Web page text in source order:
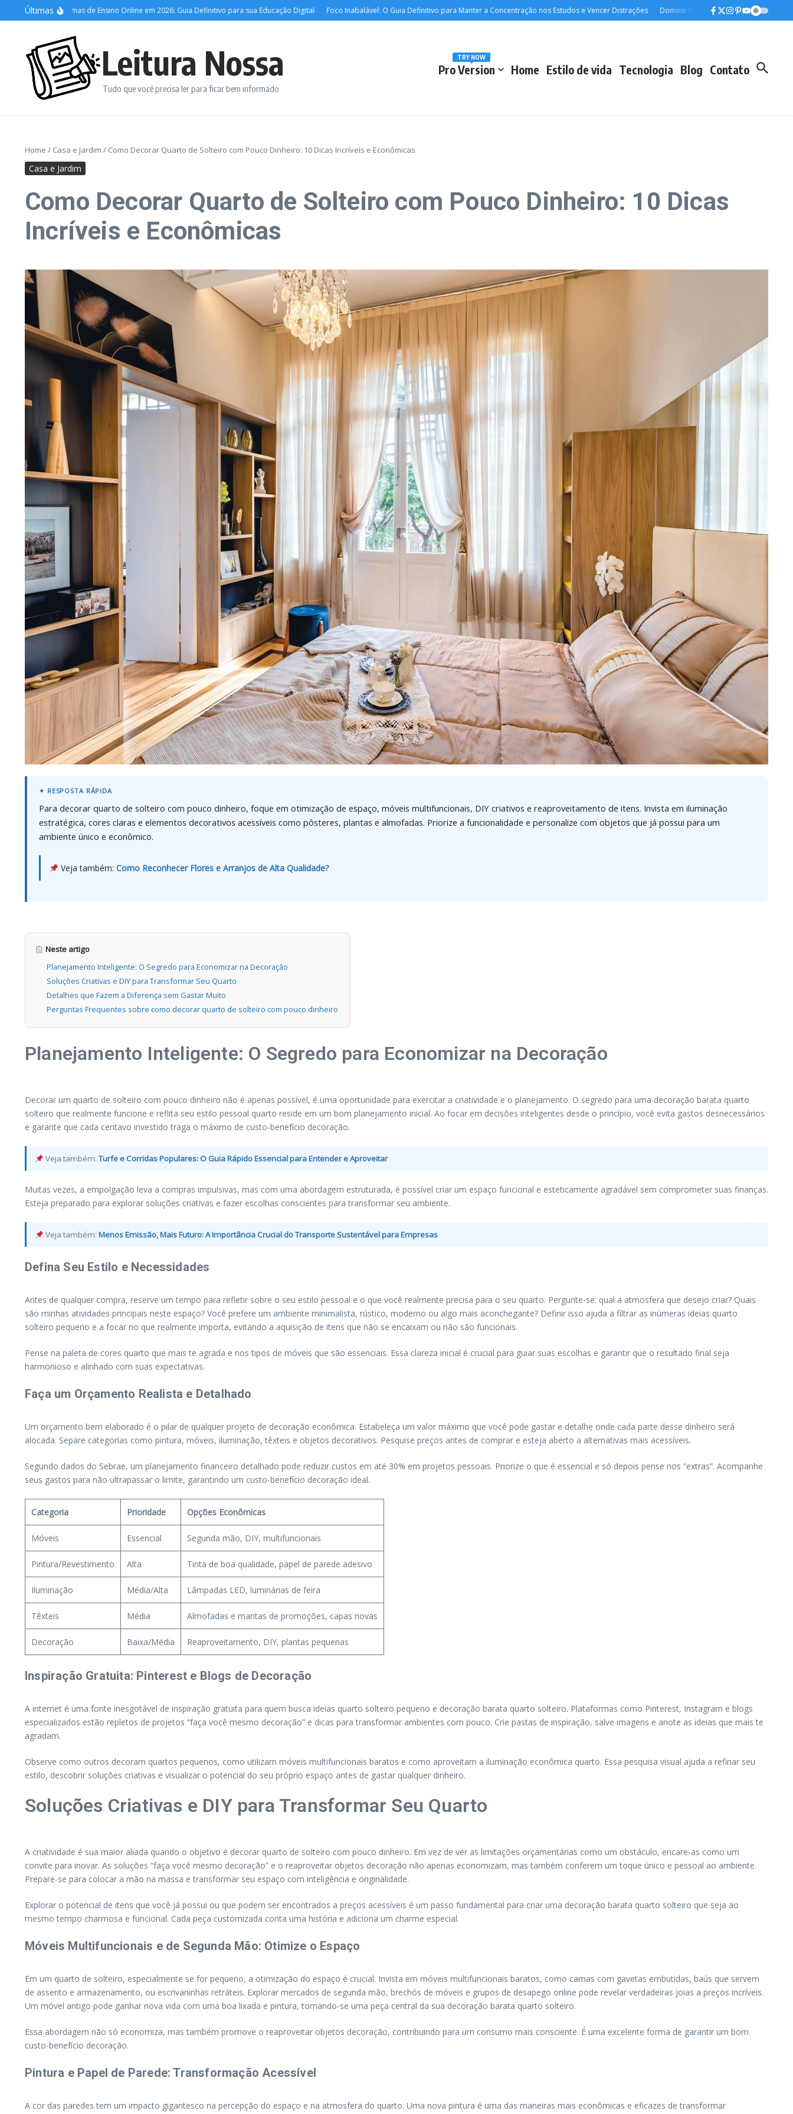
Ir para o conteúdo
Últimas
Plataformas de Ensino Online em 2026: Guia Definitivo para sua Educação Digital Foco Inabalável: O Guia Definitivo para Manter a Concentração nos Estudos e Vencer Distrações Domine o Espanhol para Viagens: Aprenda
Leitura Nossa
Tudo que você precisa ler para ficar bem informado
Pro Version
TRY NOW
Home Estilo de vida Tecnologia Blog Contato
Home / Casa e Jardim / Como Decorar Quarto de Solteiro com Pouco Dinheiro: 10 Dicas Incríveis e Econômicas
Casa e Jardim
Como Decorar Quarto de Solteiro com Pouco Dinheiro: 10 Dicas
Incríveis e Econômicas
Para decorar quarto de solteiro com pouco dinheiro, foque em otimização de espaço, móveis multifuncionais, DIY criativos e reaproveitamento de itens. Invista em iluminação
estratégica, cores claras e elementos decorativos acessíveis como pôsteres, plantas e almofadas. Priorize a funcionalidade e personalize com objetos que já possui para um
ambiente único e econômico.
Veja também: Como Reconhecer Flores e Arranjos de Alta Qualidade?
Neste artigo
Planejamento Inteligente: O Segredo para Economizar na Decoração
Soluções Criativas e DIY para Transformar Seu Quarto
Detalhes que Fazem a Diferença sem Gastar Muito
Perguntas Frequentes sobre como decorar quarto de solteiro com pouco dinheiro
Planejamento Inteligente: O Segredo para Economizar na Decoração
Decorar um quarto de solteiro com pouco dinheiro não é apenas possível, é uma oportunidade para exercitar a criatividade e o planejamento. O segredo para uma decoração barata quarto
solteiro que realmente funcione e reflita seu estilo pessoal quarto reside em um bom planejamento inicial. Ao focar em decisões inteligentes desde o princípio, você evita gastos desnecessários
e garante que cada centavo investido traga o máximo de custo-benefício decoração.
Veja também:Turfe e Corridas Populares: O Guia Rápido Essencial para Entender e Aproveitar
Muitas vezes, a empolgação leva a compras impulsivas, mas com uma abordagem estruturada, é possível criar um espaço funcional e esteticamente agradável sem comprometer suas finanças.
Esteja preparado para explorar soluções criativas e fazer escolhas conscientes para transformar seu ambiente.
Veja também:Menos Emissão, Mais Futuro: A Importância Crucial do Transporte Sustentável para Empresas
Defina Seu Estilo e Necessidades
Antes de qualquer compra, reserve um tempo para refletir sobre o seu estilo pessoal e o que você realmente precisa para o seu quarto. Pergunte-se: qual a atmosfera que desejo criar? Quais
são minhas atividades principais neste espaço? Você prefere um ambiente minimalista, rústico, moderno ou algo mais aconchegante? Definir isso ajuda a filtrar as inúmeras ideias quarto
solteiro pequeno e a focar no que realmente importa, evitando a aquisição de itens que não se encaixam ou não são funcionais.
Pense na paleta de cores quarto que mais te agrada e nos tipos de móveis que são essenciais. Essa clareza inicial é crucial para guiar suas escolhas e garantir que o resultado final seja
harmonioso e alinhado com suas expectativas.
Faça um Orçamento Realista e Detalhado
Um orçamento bem elaborado é o pilar de qualquer projeto de decoração econômica. Estabeleça um valor máximo que você pode gastar e detalhe onde cada parte desse dinheiro será
alocada. Separe categorias como pintura, móveis, iluminação, têxteis e objetos decorativos. Pesquise preços antes de comprar e esteja aberto a alternativas mais acessíveis.
Segundo dados do Sebrae, um planejamento financeiro detalhado pode reduzir custos em até 30% em projetos pessoais. Priorize o que é essencial e só depois pense nos “extras”. Acompanhe
seus gastos para não ultrapassar o limite, garantindo um custo-benefício decoração ideal.
Categoria Prioridade Opções Econômicas
Móveis Essencial Segunda mão, DIY, multifuncionais
Pintura/Revestimento Alta Tinta de boa qualidade, papel de parede adesivo
Iluminação Média/Alta Lâmpadas LED, luminárias de feira
Têxteis Média Almofadas e mantas de promoções, capas novas
Decoração Baixa/Média Reaproveitamento, DIY, plantas pequenas
Inspiração Gratuita: Pinterest e Blogs de Decoração
A internet é uma fonte inesgotável de inspiração gratuita para quem busca ideias quarto solteiro pequeno e decoração barata quarto solteiro. Plataformas como Pinterest, Instagram e blogs
especializados estão repletos de projetos “faça você mesmo decoração” e dicas para transformar ambientes com pouco. Crie pastas de inspiração, salve imagens e anote as ideias que mais te
agradam.
Observe como outros decoram quartos pequenos, como utilizam móveis multifuncionais baratos e como aproveitam a iluminação econômica quarto. Essa pesquisa visual ajuda a refinar seu
estilo, descobrir soluções criativas e visualizar o potencial do seu próprio espaço antes de gastar qualquer dinheiro.
Soluções Criativas e DIY para Transformar Seu Quarto
A criatividade é sua maior aliada quando o objetivo é decorar quarto de solteiro com pouco dinheiro. Em vez de ver as limitações orçamentárias como um obstáculo, encare-as como um
convite para inovar. As soluções “faça você mesmo decoração” e o reaproveitar objetos decoração não apenas economizam, mas também conferem um toque único e pessoal ao ambiente.
Prepare-se para colocar a mão na massa e transformar seu espaço com inteligência e originalidade.
Explorar o potencial de itens que você já possui ou que podem ser encontrados a preços acessíveis é um passo fundamental para criar uma decoração barata quarto solteiro que seja ao
mesmo tempo charmosa e funcional. Cada peça customizada conta uma história e adiciona um charme especial.
Móveis Multifuncionais e de Segunda Mão: Otimize o Espaço
Em um quarto de solteiro, especialmente se for pequeno, a otimização do espaço é crucial. Invista em móveis multifuncionais baratos, como camas com gavetas embutidas, baús que servem
de assento e armazenamento, ou escrivaninhas retráteis. Explorar mercados de segunda mão, brechós de móveis e grupos de desapego online pode revelar verdadeiras joias a preços incríveis.
Um móvel antigo pode ganhar nova vida com uma boa lixada e pintura, tornando-se uma peça central da sua decoração barata quarto solteiro.
Essa abordagem não só economiza, mas também promove o reaproveitar objetos decoração, contribuindo para um consumo mais consciente. É uma excelente forma de garantir um bom
custo-benefício decoração.
Pintura e Papel de Parede: Transformação Acessível
A cor das paredes tem um impacto gigantesco na percepção do espaço e na atmosfera do quarto. Uma nova pintura é uma das maneiras mais econômicas e eficazes de transformar